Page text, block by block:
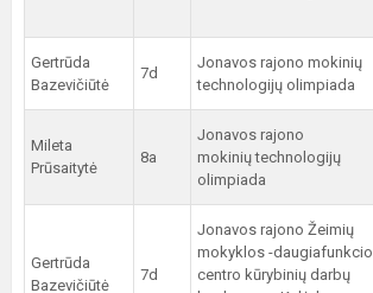
Gertrūda
Bazevičiūtė
7d
Jonavos rajono mokinių
technologijų olimpiada
Mileta
Prūsaitytė
8a
Jonavos rajono
mokinių technologijų
olimpiada
Gertrūda
Bazevičiūtė
7d
Jonavos rajono Žeimių
mokyklos -daugiafunkcio
centro kūrybinių darbų